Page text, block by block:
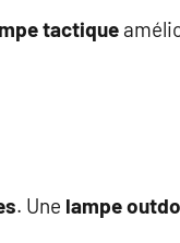
tactique
. Une lampe